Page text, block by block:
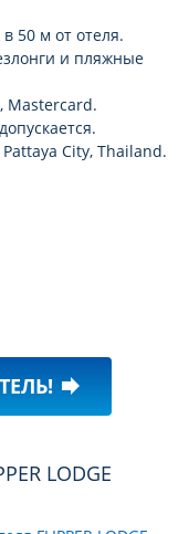
50 м от отеля.
и пляжные
Mastercard.
City, Thailand.
forward